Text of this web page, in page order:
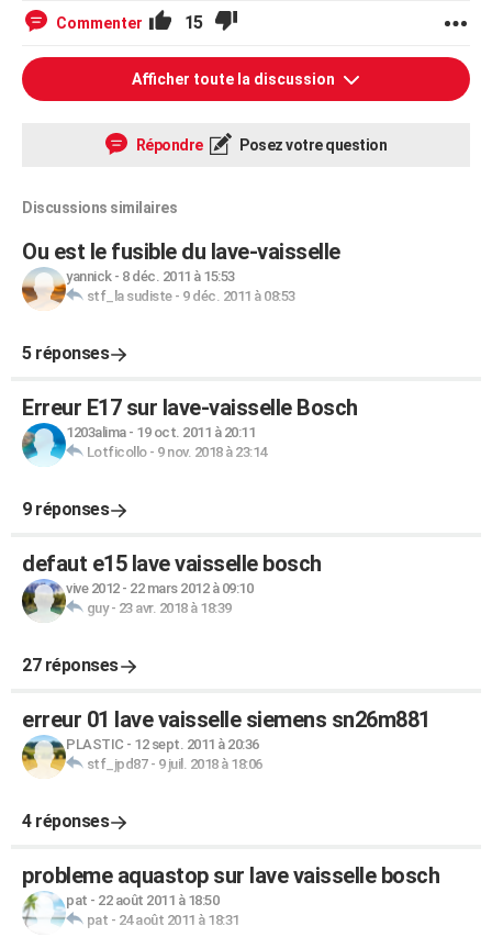
Commenter 15
Afficher toute la discussion
Répondre Posez votre question
Discussions similaires
Ou est le fusible du lave-vaisselle
yannick- 8 déc. 2011 à 15:53
stf_la sudiste- 9 déc. 2011 à 08:53
5 réponses
Erreur E17 sur lave-vaisselle Bosch
1203alima- 19 oct. 2011 à 20:11
Lotficollo- 9 nov. 2018 à 23:14
9 réponses
defaut e15 lave vaisselle bosch
vive 2012- 22 mars 2012 à 09:10
guy- 23 avr. 2018 à 18:39
27 réponses
erreur 01 lave vaisselle siemens sn26m881
PLASTIC - 12 sept. 2011 à 20:36
stf_jpd87- 9 juil. 2018 à 18:06
4 réponses
probleme aquastop sur lave vaisselle bosch
pat - 22 août 2011 à 18:50
pat - 24 août 2011 à 18:31